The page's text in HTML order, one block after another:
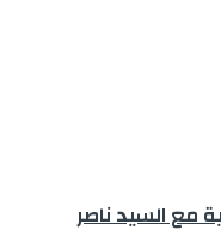
مع السيد ناصر